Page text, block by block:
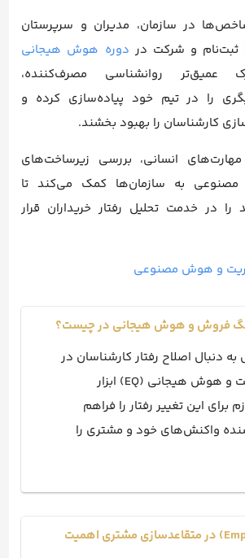
در سازمان، مدیران و سرپرستان
ثبت‌نام و شرکت در دوره هوش هیجانی
روانشناسی مصرف‌کننده،
را در تیم خود پیاده‌سازی کرده و
کارشناسان را بهبود بخشند.
انسانی، بررسی زیرساخت‌های
به سازمان‌ها کمک می‌کند تا
را در خدمت تحلیل رفتار خریداران قرار
و هوش مصنوعی
فروش و هوش هیجانی در چیست؟
دنبال اصلاح رفتار کارشناسان در
میدان عمل است و هوش هیجانی (EQ) ابزار
برای این تغییر رفتار را فراهم
واکنش‌های خود و مشتری را
چرا همدلی (Empathy) در متقاعدسازی مشتری اهمیت